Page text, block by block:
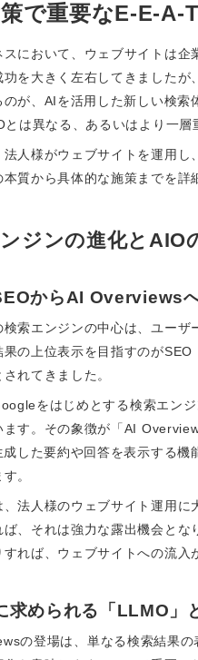
で重要なE-E-A-
スにおいて、ウェブサイトは
功を大きく左右してきました
のが、AIを活用した新しい検
とは異なる、あるいはより一層
法人様がウェブサイトを運用
質から具体的な施策までを詳
ジンの進化とAIO
からAI Overviews
検索エンジンの中心は、ユー
果の上位表示を目指すのが
れてきました。
をはじめとする検索エン
ます。その象徴が「AI
した要約や回答を表示する
。
、法人様のウェブサイト運用
ば、それは強力な露出機会と
すれば、ウェブサイトへの流入
求められる「LLMO」
の登場は、単なる検索結果